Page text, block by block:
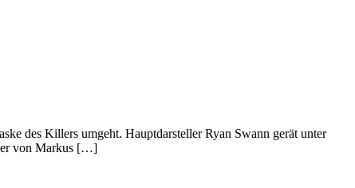
des Killers umgeht. Hauptdarsteller Ryan Swann gerät unter
von Markus […]